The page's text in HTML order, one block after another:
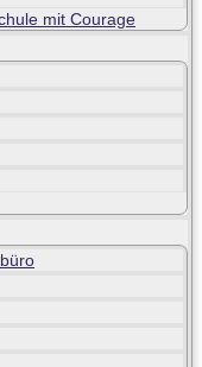
mit Courage